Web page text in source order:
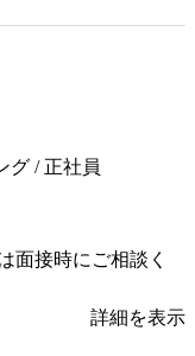
グ / 正社員
面接時にご相談く
詳細を表示